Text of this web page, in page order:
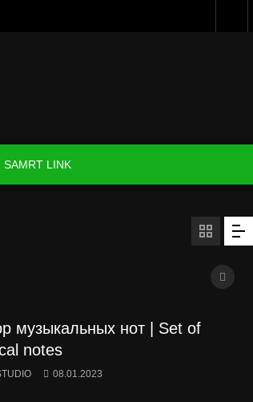
SAMRT LINK
музыкальных нот | Set of
notes
08.01.2023